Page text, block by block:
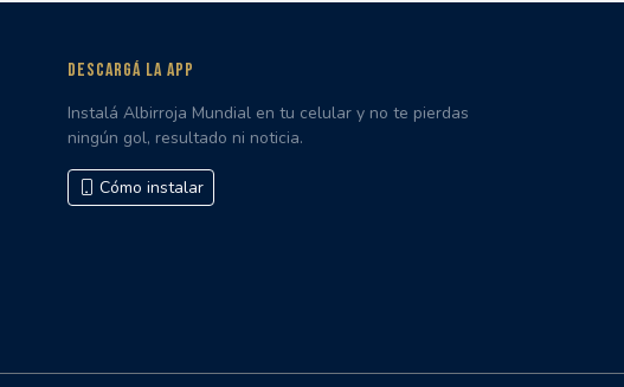
DESCARGÁ LA APP
Instalá Albirroja Mundial en tu celular y no te pierdas
ningún gol, resultado ni noticia.
Cómo instalar